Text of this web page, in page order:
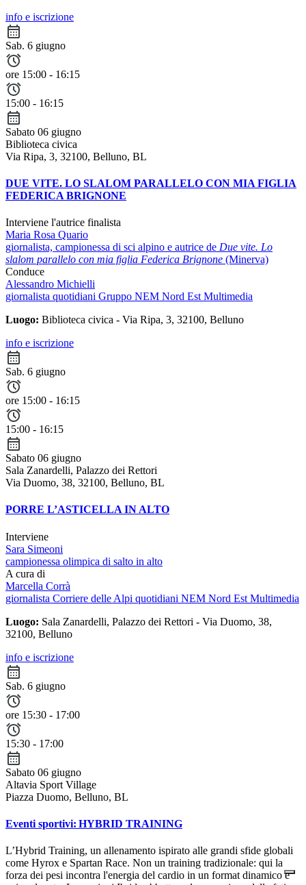
info e iscrizione
Sab. 6 giugno
ore 15:00 - 16:15
15:00 - 16:15
Sabato 06 giugno
Biblioteca civica
Via Ripa, 3, 32100, Belluno, BL
DUE VITE. LO SLALOM PARALLELO CON MIA FIGLIA
FEDERICA BRIGNONE
Interviene l'autrice finalista
Maria Rosa Quario
giornalista, campionessa di sci alpino e autrice de Due vite. Lo
slalom parallelo con mia figlia Federica Brignone (Minerva)
Conduce
Alessandro Michielli
giornalista quotidiani Gruppo NEM Nord Est Multimedia
Luogo: Biblioteca civica - Via Ripa, 3, 32100, Belluno
info e iscrizione
Sab. 6 giugno
ore 15:00 - 16:15
15:00 - 16:15
Sabato 06 giugno
Sala Zanardelli, Palazzo dei Rettori
Via Duomo, 38, 32100, Belluno, BL
PORRE L’ASTICELLA IN ALTO
Interviene
Sara Simeoni
campionessa olimpica di salto in alto
A cura di
Marcella Corrà
giornalista Corriere delle Alpi quotidiani NEM Nord Est Multimedia
Luogo: Sala Zanardelli, Palazzo dei Rettori - Via Duomo, 38,
32100, Belluno
info e iscrizione
Sab. 6 giugno
ore 15:30 - 17:00
15:30 - 17:00
Sabato 06 giugno
Altavia Sport Village
Piazza Duomo, Belluno, BL
Eventi sportivi: HYBRID TRAINING
L’Hybrid Training, un allenamento ispirato alle grandi sfide globali
come Hyrox e Spartan Race. Non un training tradizionale: qui la
forza dei pesi incontra l'energia del cardio in un format dinamico e